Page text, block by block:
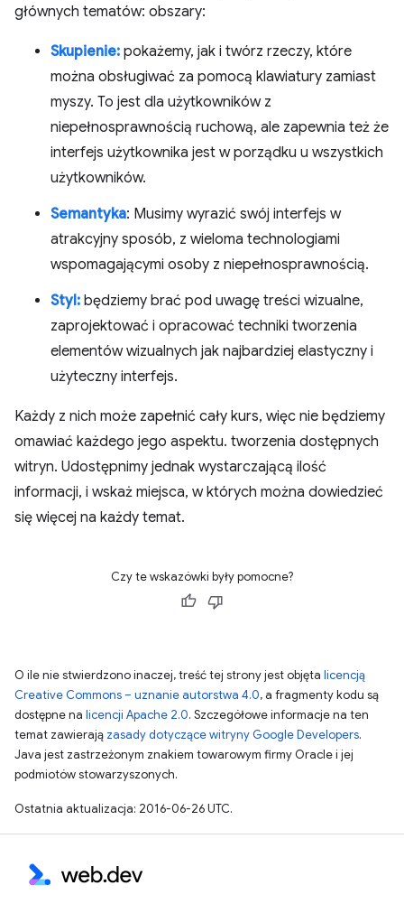
głównych tematów: obszary:
Skupienie: pokażemy, jak i twórz rzeczy, które
można obsługiwać za pomocą klawiatury zamiast
myszy. To jest dla użytkowników z
niepełnosprawnością ruchową, ale zapewnia też że
interfejs użytkownika jest w porządku u wszystkich
użytkowników.
Semantyka: Musimy wyrazić swój interfejs w
atrakcyjny sposób, z wieloma technologiami
wspomagającymi osoby z niepełnosprawnością.
Styl: będziemy brać pod uwagę treści wizualne,
zaprojektować i opracować techniki tworzenia
elementów wizualnych jak najbardziej elastyczny i
użyteczny interfejs.
Każdy z nich może zapełnić cały kurs, więc nie będziemy
omawiać każdego jego aspektu. tworzenia dostępnych
witryn. Udostępnimy jednak wystarczającą ilość
informacji, i wskaż miejsca, w których można dowiedzieć
się więcej na każdy temat.
Czy te wskazówki były pomocne?
O ile nie stwierdzono inaczej, treść tej strony jest objęta licencją
Creative Commons – uznanie autorstwa 4.0, a fragmenty kodu są
dostępne na licencji Apache 2.0. Szczegółowe informacje na ten
temat zawierają zasady dotyczące witryny Google Developers.
Java jest zastrzeżonym znakiem towarowym firmy Oracle i jej
podmiotów stowarzyszonych.
Ostatnia aktualizacja: 2016-06-26 UTC.